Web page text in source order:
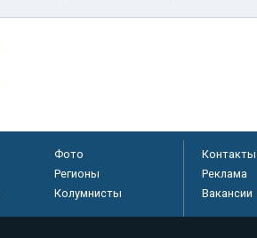
Фото
Регионы
Колумнисты
Контакты
Реклама
Вакансии